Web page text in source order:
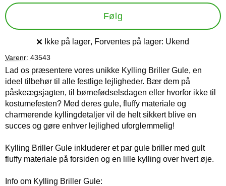
Følg
Produkttilgængelighed:
Ikke på lager, Forventes på lager: Ukend
Varenr: 43543
Lad os præsentere vores unikke Kylling Briller Gule, en
ideel tilbehør til alle festlige lejligheder. Bær dem på
påskeægsjagten, til børnefødselsdagen eller hvorfor ikke til
kostumefesten? Med deres gule, fluffy materiale og
charmerende kyllingdetaljer vil de helt sikkert blive en
succes og gøre enhver lejlighed uforglemmelig!
Kylling Briller Gule inkluderer et par gule briller med gult
fluffy materiale på forsiden og en lille kylling over hvert øje.
Info om Kylling Briller Gule: